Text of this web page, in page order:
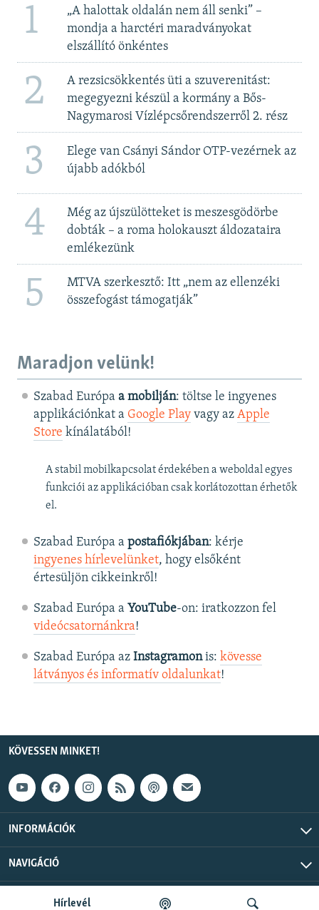
Hírlevél
1
„A halottak oldalán nem áll senki” –
mondja a harctéri maradványokat
elszállító önkéntes
2
A rezsicsökkentés üti a szuverenitást:
megegyezni készül a kormány a Bős-
Nagymarosi Vízlépcsőrendszerről 2. rész
3
Elege van Csányi Sándor OTP-vezérnek az
újabb adókból
4
Még az újszülötteket is meszesgödörbe
dobták – a roma holokauszt áldozataira
emlékezünk
5
MTVA szerkesztő: Itt „nem az ellenzéki
összefogást támogatják”
Maradjon velünk!
Szabad Európa a mobilján: töltse le ingyenes
applikációnkat a Google Playvagy az Apple
Store kínálatából!
A stabil mobilkapcsolat érdekében a weboldal egyes
funkciói az applikációban csak korlátozottan érhetők
el.
Szabad Európa a postafiókjában: kérje
ingyenes hírlevelünket, hogy elsőként
értesüljön cikkeinkről!
Szabad Európa a YouTube-on: iratkozzon fel
videócsatornánkra!
Szabad Európa az Instagramonis: kövesse
látványos és informatív oldalunkat! ​
KÖVESSEN MINKET!
INFORMÁCIÓK
NAVIGÁCIÓ
Szabad Európa © 2026 RFE/RL, Inc. Minden jog fenntartva.